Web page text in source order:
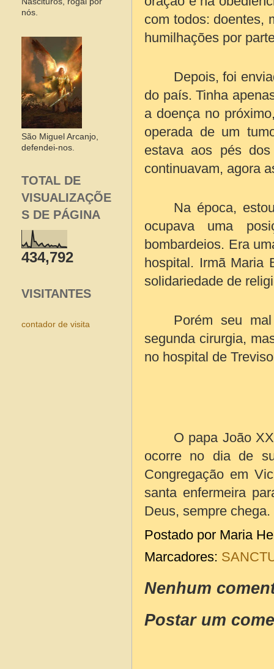
com todos: doentes,
humilhações por
Depois, foi
do país. Tinha
a doença no
operada de um
estava aos pés
continuavam, agora
Na época,
ocupava uma
bombardeios. Era
hospital. Irmã Maria
solidariedade de
Porém seu
segunda cirurgia,
no hospital de
O papa João
ocorre no dia de
Congregação em
santa enfermeira
Deus, sempre chega.
Postado por Maria
Marcadores:
Nenhum
Postar um
nós.
São Miguel Arcanjo,
defendei-nos.
TOTAL DE
VISUALIZAÇÕE
S DE PÁGINA
434,792
VISITANTES
contador de visita